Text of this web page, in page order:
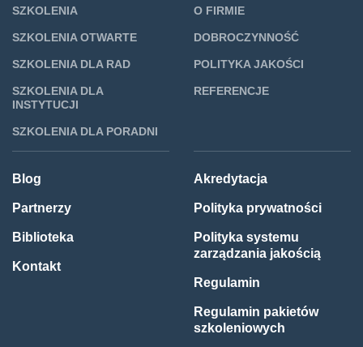
SZKOLENIA
SZKOLENIA OTWARTE
SZKOLENIA DLA RAD
SZKOLENIA DLA
INSTYTUCJI
SZKOLENIA DLA PORADNI
O FIRMIE
DOBROCZYNNOŚĆ
POLITYKA JAKOŚCI
REFERENCJE
Blog
Partnerzy
Biblioteka
Kontakt
Akredytacja
Polityka prywatności
Polityka systemu
zarządzania jakością
Regulamin
Regulamin pakietów
szkoleniowych